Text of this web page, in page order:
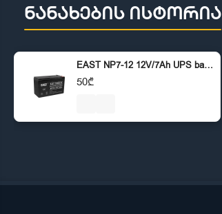
ნანახების ისტორია
EAST NP7-12 12V/7Ah UPS battery
50₾